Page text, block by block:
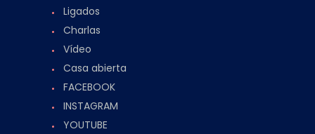
Ligados
Charlas
Vídeo
Casa abierta
FACEBOOK
INSTAGRAM
YOUTUBE